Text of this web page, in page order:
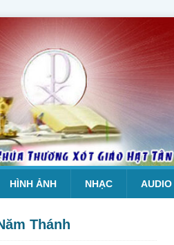
HÌNH ẢNH NHẠC AUDIO
Thánh